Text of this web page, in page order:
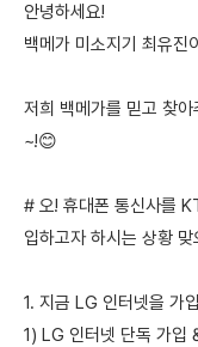
안녕하세요!
백메가 미소지기 최유
저희 백메가를 믿고 찾
~!😊
# 오! 휴대폰 통신사를
입하고자 하시는 상황 맞
1. 지금 LG 인터넷을 가
1) LG 인터넷 단독 가입